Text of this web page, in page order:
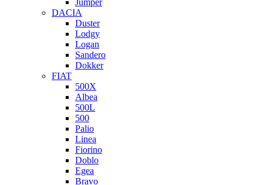
DACIA
Duster
Lodgy
Logan
Sandero
Dokker
FIAT
500X
Albea
500L
500
Palio
Linea
Fiorino
Doblo
Egea
Bravo